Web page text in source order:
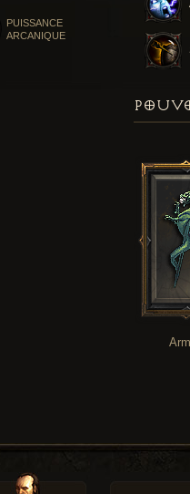
PUISSANCE
ARCANIQUE